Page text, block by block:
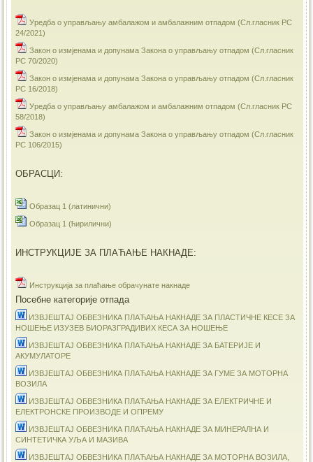
Уредба о управљању амбалажом и амбалажним отпадом (Сл.гласник РС
24/2021)
Закон о измјенама и допунама Закона о управљању отпадом (Сл.гласник
РС 70/2020)
Закон о измјенама и допунама Закона о управљању отпадом (Сл.гласник
РС 16/2018)
Уредба о управљању амбалажом и амбалажним отпадом (Сл.гласник РС
58/2018)
Закон о измјенама и допунама Закона о управљању отпадом (Сл.гласник
РС 106/2015)
ОБРАСЦИ:
Образац 1 (латинични)
Образац 1 (ћирилични)
ИНСТРУКЦИЈЕ ЗА ПЛАЋАЊЕ НАКНАДЕ:
Инструкција за плаћање обрачунате накнаде
Посебне категорије отпада
ИЗВЈЕШТАЈ ОБВЕЗНИКА ПЛАЋАЊА НАКНАДЕ ЗА ПЛАСТИЧНЕ КЕСЕ ЗА
НОШЕЊЕ ИЗУЗЕВ БИОРАЗГРАДИВИХ КЕСА ЗА НОШЕЊЕ
ИЗВЈЕШТАЈ ОБВЕЗНИКА ПЛАЋАЊА НАКНАДЕ ЗА БАТЕРИЈЕ И
АКУМУЛАТОРЕ
ИЗВЈЕШТАЈ ОБВЕЗНИКА ПЛАЋАЊА НАКНАДЕ ЗА ГУМЕ ЗА МОТОРНА
ВОЗИЛА
ИЗВЈЕШТАЈ ОБВЕЗНИКА ПЛАЋАЊА НАКНАДЕ ЗА ЕЛЕКТРИЧНЕ И
ЕЛЕКТРОНСКЕ ПРОИЗВОДЕ И ОПРЕМУ
ИЗВЈЕШТАЈ ОБВЕЗНИКА ПЛАЋАЊА НАКНАДЕ ЗА МИНЕРАЛНА И
СИНТЕТИЧКА УЉА И МАЗИВА
ИЗВЈЕШТАЈ ОБВЕЗНИКА ПЛАЋАЊА НАКНАДЕ ЗА МОТОРНА ВОЗИЛА,